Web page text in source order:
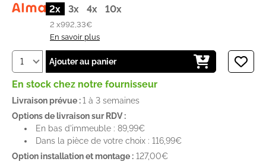
2x 3x 4x 10x
2 x992,33€
En savoir plus
Ajouter au panier
En stock chez notre fournisseur
Livraison prévue :1 à 3 semaines
Options de livraison sur RDV :
En bas d'immeuble : 89,99€
Dans la pièce de votre choix : 116,99€
Option installation et montage : 127,00€